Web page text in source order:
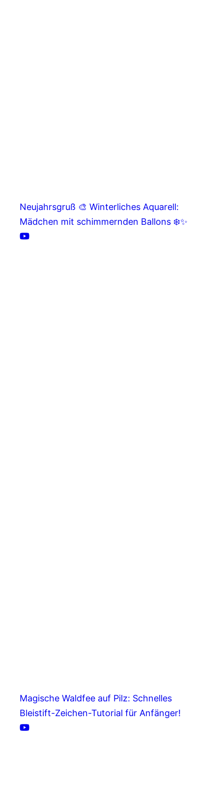
Neujahrsgruß 🎨 Winterliches Aquarell:
Mädchen mit schimmernden Ballons ❄️✨
Magische Waldfee auf Pilz: Schnelles
Bleistift-Zeichen-Tutorial für Anfänger!